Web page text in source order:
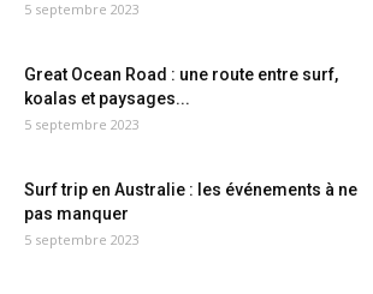
5 septembre 2023
Great Ocean Road : une route entre surf,
koalas et paysages...
5 septembre 2023
Surf trip en Australie : les événements à ne
pas manquer
5 septembre 2023